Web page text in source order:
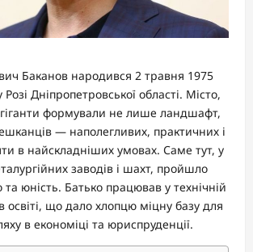
Баканов народився 2 травня 1975
Дніпропетровської області. Місто,
формували не лише ландшафт,
— наполегливих, практичних і
в найскладніших умовах. Саме тут, у
заводів і шахт, пройшло
юність. Батько працював у технічній
що дало хлопцю міцну базу для
в економіці та юриспруденції.